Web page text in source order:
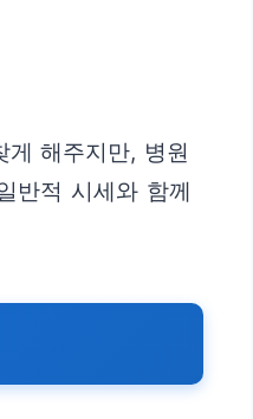
해주지만, 병원
반적 시세와 함께